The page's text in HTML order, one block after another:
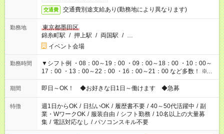
交通費 交通費別途支給あり(勤務地により異なります)
勤務地
東京都墨田区
錦糸町駅 / 押上駅 / 両国駅 / …
イベント会場
勤務時間
▼シフト例 ・08：00～19：00 ・09：00～18：00 ・10：00～
17：00 ・13：00～22：00 ・16：00～21：00 など多数！ ※お
仕事により勤務時間が異なります
期間 即日～OK！ ◆お好きな日1日～働けます ◆急募
特徴 週1日からOK / 日払いOK / 履歴書不要 / 40～50代活躍中 / 副
業・WワークOK / 服装自由 / シフト勤務 / 10名以上の大量募
集 / 電話対応なし / パソコンスキル不要